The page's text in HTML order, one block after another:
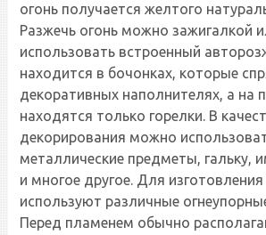
огонь получается желтого
Разжечь огонь можно зажигалкой
использовать встроенный
находится в бочонках, которые
декоративных наполнителях, а на
находятся только горелки. В
декорирования можно
металлические предметы, гальку,
и многое другое. Для изготовления
используют различные
Перед пламенем обычно